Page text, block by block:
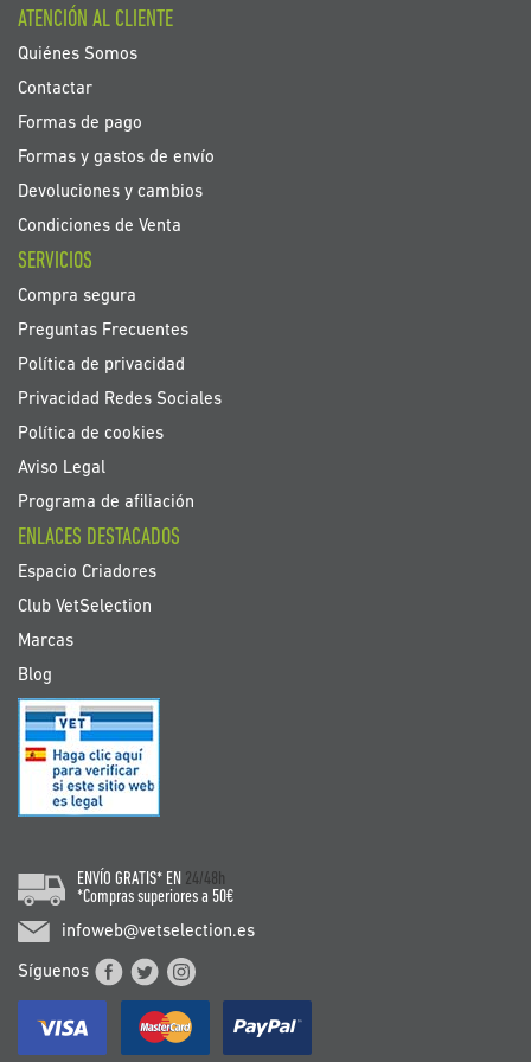
de
noticias:
ATENCIÓN AL CLIENTE
Quiénes Somos
Contactar
Formas de pago
Formas y gastos de envío
Devoluciones y cambios
Condiciones de Venta
SERVICIOS
Compra segura
Preguntas Frecuentes
Política de privacidad
Privacidad Redes Sociales
Política de cookies
Aviso Legal
Programa de afiliación
ENLACES DESTACADOS
Espacio Criadores
Club VetSelection
Marcas
Blog
ENVÍO GRATIS* EN 24/48h
*Compras superiores a 50€
infoweb@vetselection.es
Síguenos